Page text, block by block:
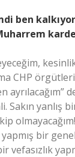
ben
CHP
ayrılacağım”
Sakın yanlış
bir
vefasızlık